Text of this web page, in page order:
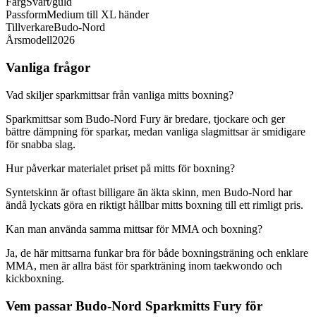
PassformMedium till XL händer
TillverkareBudo-Nord
Årsmodell2026
Vanliga frågor
Vad skiljer sparkmittsar från vanliga mitts boxning?
Sparkmittsar som Budo-Nord Fury är bredare, tjockare och ger
bättre dämpning för sparkar, medan vanliga slagmittsar är smidigare
för snabba slag.
Hur påverkar materialet priset på mitts för boxning?
Syntetskinn är oftast billigare än äkta skinn, men Budo-Nord har
ändå lyckats göra en riktigt hållbar mitts boxning till ett rimligt pris.
Kan man använda samma mittsar för MMA och boxning?
Ja, de här mittsarna funkar bra för både boxningsträning och enklare
MMA, men är allra bäst för sparkträning inom taekwondo och
kickboxning.
Vem passar Budo-Nord Sparkmitts Fury för